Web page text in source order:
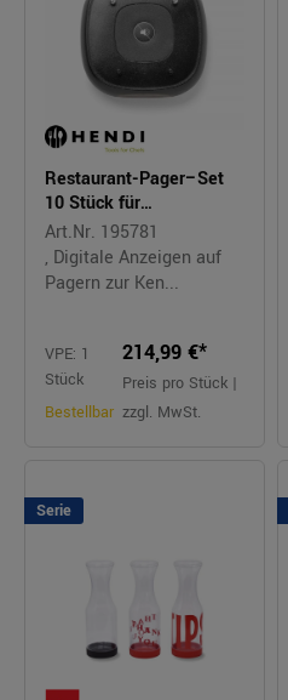
Restaurant-Pager–Set
10 Stück für
Gästerufsystem
Art.Nr. 195781
, Digitale Anzeigen auf
Pagern zur Ken...
VPE: 1
Stück
Bestellbar
214,99 €*
Preis pro Stück |
zzgl. MwSt.
Serie